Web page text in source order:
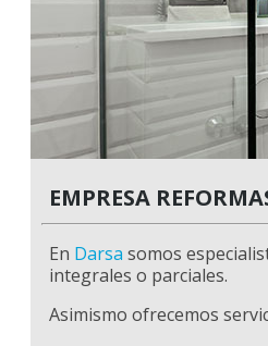
EMPRESA
En Darsa somos
integrales o parciales.
Asimismo ofrecemos